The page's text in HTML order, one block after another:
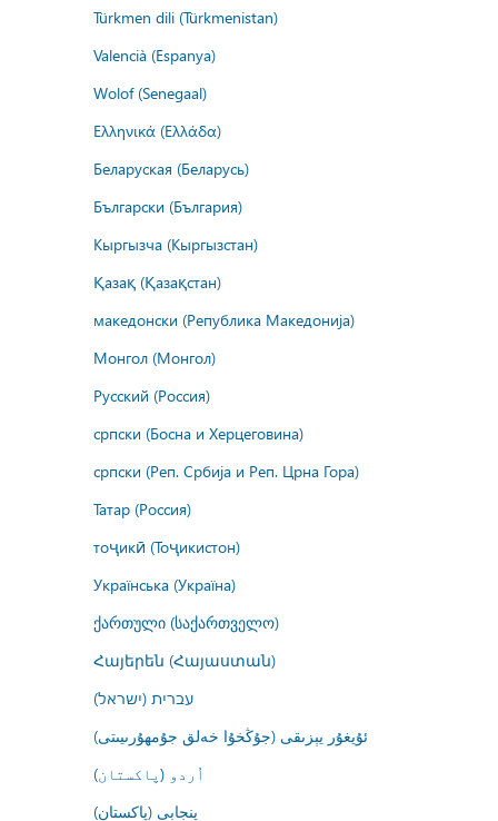
Türkmen dili (Türkmenistan)
Valencià (Espanya)
Wolof (Senegaal)
Ελληνικά (Ελλάδα)
Беларуская (Беларусь)
Български (България)
Кыргызча (Кыргызстан)
Қазақ (Қазақстан)
македонски (Република Македонија)
Монгол (Монгол)
Русский (Россия)
српски (Босна и Херцеговина)
српски (Реп. Србија и Реп. Црна Гора)
Татар (Россия)
тоҷикӣ (Тоҷикистон)
Українська (Україна)
ქართული (საქართველო)
Հայերեն (Հայաստան)
עברית (ישראל)
ئۇيغۇر يېزىقى (جۇڭخۇا خەلق جۇمھۇرىيىتى)
اُردو (پاکستان)
پنجابی (پاکستان)